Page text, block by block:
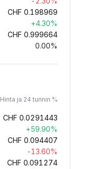
CHF 0.198969
+4.30%
CHF 0.999664
0.00%
Hinta ja 24 tunnin %
CHF 0.0291443
+59.90%
CHF 0.094407
-13.60%
CHF 0.091274